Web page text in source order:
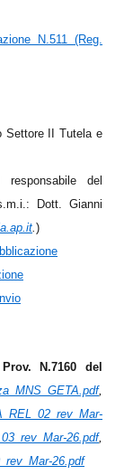
N.511 (Reg.
Settore II Tutela e
responsabile del
Dott. Gianni
.)
N.7160 del
,
26.pdf,
26.pdf